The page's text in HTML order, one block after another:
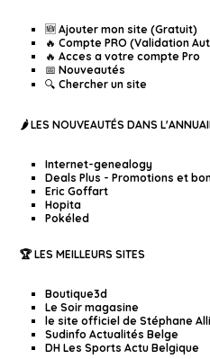
🆕 Ajouter mon site (Gratuit)
🔥 Compte PRO (Validation
🔥 Acces a votre compte Pro
📅 Nouveautés
🔍 Chercher un site
🌶️ LES NOUVEAUTÉS DANS
Internet-genealogy
Deals Plus - Promotions et
Eric Goffart
Hopita
Pokéled
🏆 LES MEILLEURS SITES
Boutique3d
Le Soir magasine
le site officiel de Stéphane
Sudinfo Actualités Belge
DH Les Sports Actu Belgique